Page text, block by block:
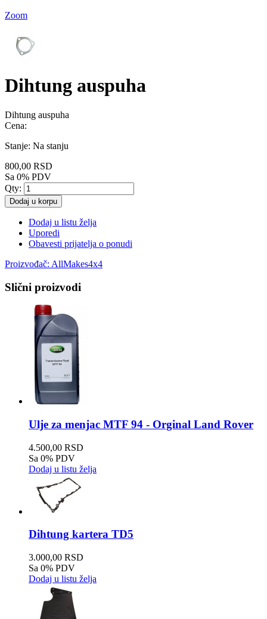
Zoom
Dihtung auspuha
Dihtung auspuha
Cena:
Stanje: Na stanju
800,00 RSD
Sa 0% PDV
Qty:
Dodaj u korpu
Dodaj u listu želja
Uporedi
Obavesti prijatelja o ponudi
Proizvođač: AllMakes4x4
Slični proizvodi
Ulje za menjac MTF 94 - Orginal Land Rover
4.500,00 RSD
Sa 0% PDV
Dodaj u listu želja
Dihtung kartera TD5
3.000,00 RSD
Sa 0% PDV
Dodaj u listu želja